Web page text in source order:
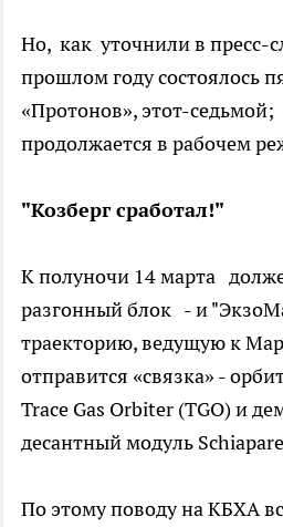
Но, как уточнили в пресс-
прошлом году состоялось
«Протонов», этот-
продолжается в рабочем
"Козберг сработал!"
К полуночи 14 марта
разгонный блок - и
траекторию, ведущую к
отправится «связка» -
Trace Gas Orbiter (TGO) и
десантный модуль
По этому поводу на КБХА